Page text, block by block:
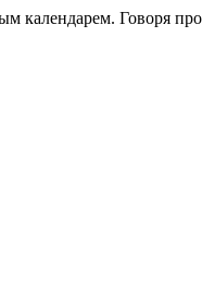
календарем. Говоря